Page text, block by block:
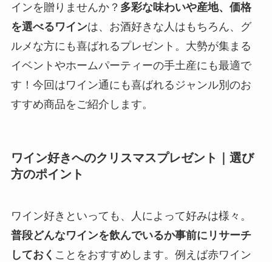
インを贈りませんか？ 多彩な味わいや産地、価格
を選べるワインは、お酒好きな人はもちろん、グ
ルメな方にも喜ばれるプレゼント。大勢が集まる
イベントやホームパーティーの手土産にも最適で
す！今回はワイン通にも喜ばれるジャンル別のお
すすめ商品をご紹介します。
ワイン好きへのクリスマスプレゼント｜選び
方のポイント
ワイン好きといっても、人によって好みは様々。
普段どんなワインを飲んでいるか事前にリサーチ
しておく ことをおすすめします。例えば赤ワイン